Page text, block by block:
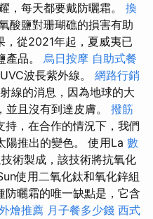
，每天都要戴防曬霜。 換
酸鹽對珊瑚礁的損害有助
，從2021年起，夏威夷已
產品。 烏日按摩 自助式餐
波長紫外線。 網路行銷
線的消息，因為地球的大
且沒有到達皮膚。 撥筋
，在合作的情況下，我們
陽推出的變色。 使用La 數
術製成，該技術將抗氧化
使用二氧化鈦和氧化鋅組
防曬霜的唯一缺點是，它含
燴推薦 月子餐多少錢 西式